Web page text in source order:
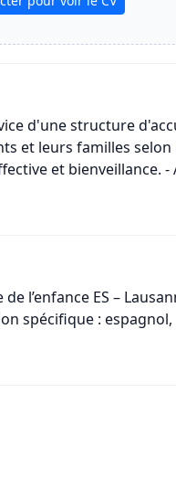
d'une structure
et leurs familles selon
et bienveillance. -
l’enfance ES –
spécifique :